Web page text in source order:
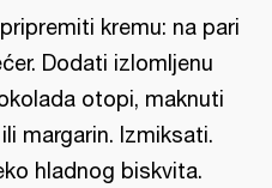
kremu: na pari
Dodati izlomljenu
otopi, maknuti
margarin. Izmiksati.
hladnog biskvita.